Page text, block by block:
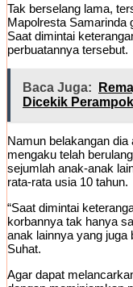
Tak berselang lama,
Mapolresta Samarinda
Saat dimintai
perbuatannya tersebut.
Baca Juga:
Dicekik
Namun belakangan
mengaku telah
sejumlah anak-anak
rata-rata usia 10 tahun.
“Saat dimintai
korbannya tak hanya
anak lainnya yang juga
Suhat.
Agar dapat